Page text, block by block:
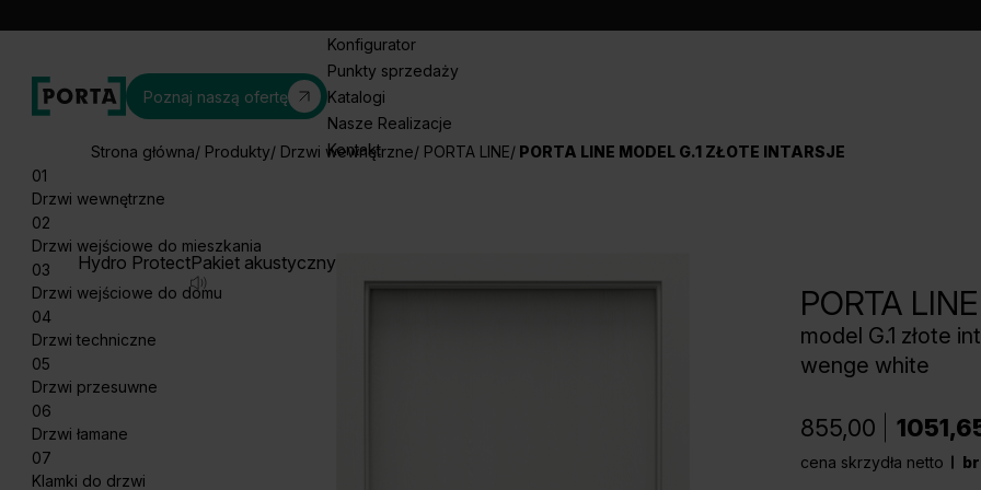
Poznaj naszą ofertę
Konfigurator
Punkty sprzedaży
Katalogi
Nasze Realizacje
Kontakt
01
Drzwi wewnętrzne
02
Drzwi wejściowe do mieszkania
03
Drzwi wejściowe do domu
04
Drzwi techniczne
05
Drzwi przesuwne
06
Drzwi łamane
07
Klamki do drzwi
Strona główna Produkty Drzwi wewnętrzne PORTA LINE PORTA LINE MODEL G.1 ZŁOTE INTARSJE
Hydro ProtectPakiet akustyczny
PORTA LINE
model G.1 złote
wenge white
855,00
cena skrzydła netto